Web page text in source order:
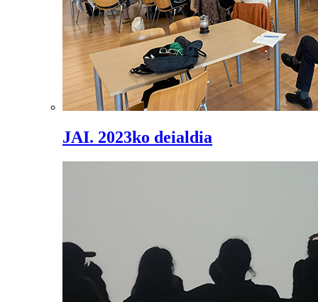
JAI. 2023ko deialdia